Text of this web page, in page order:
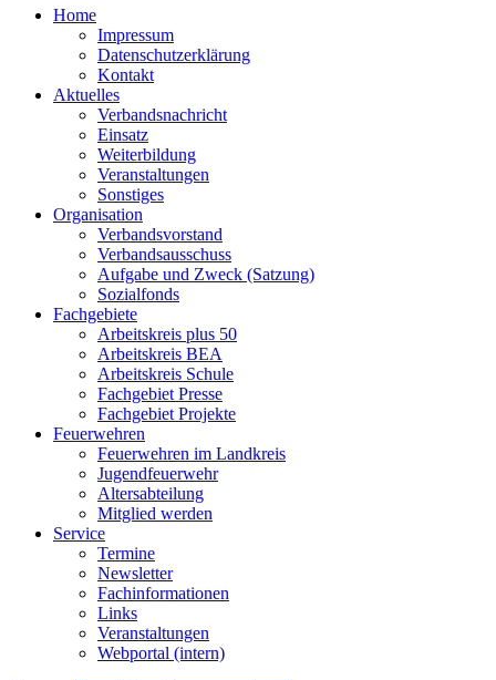
Home
Impressum
Datenschutzerklärung
Kontakt
Aktuelles
Verbandsnachricht
Einsatz
Weiterbildung
Veranstaltungen
Sonstiges
Organisation
Verbandsvorstand
Verbandsausschuss
Aufgabe und Zweck (Satzung)
Sozialfonds
Fachgebiete
Arbeitskreis plus 50
Arbeitskreis BEA
Arbeitskreis Schule
Fachgebiet Presse
Fachgebiet Projekte
Feuerwehren
Feuerwehren im Landkreis
Jugendfeuerwehr
Altersabteilung
Mitglied werden
Service
Termine
Newsletter
Fachinformationen
Links
Veranstaltungen
Webportal (intern)